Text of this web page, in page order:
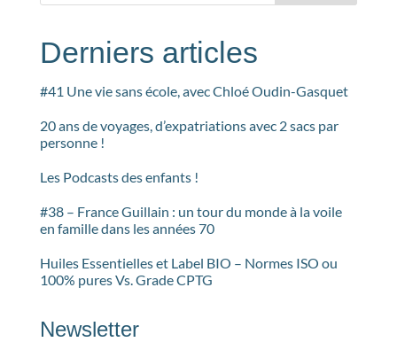
Derniers articles
#41 Une vie sans école, avec Chloé Oudin-Gasquet
20 ans de voyages, d’expatriations avec 2 sacs par
personne !
Les Podcasts des enfants !
#38 – France Guillain : un tour du monde à la voile
en famille dans les années 70
Huiles Essentielles et Label BIO – Normes ISO ou
100% pures Vs. Grade CPTG
Newsletter